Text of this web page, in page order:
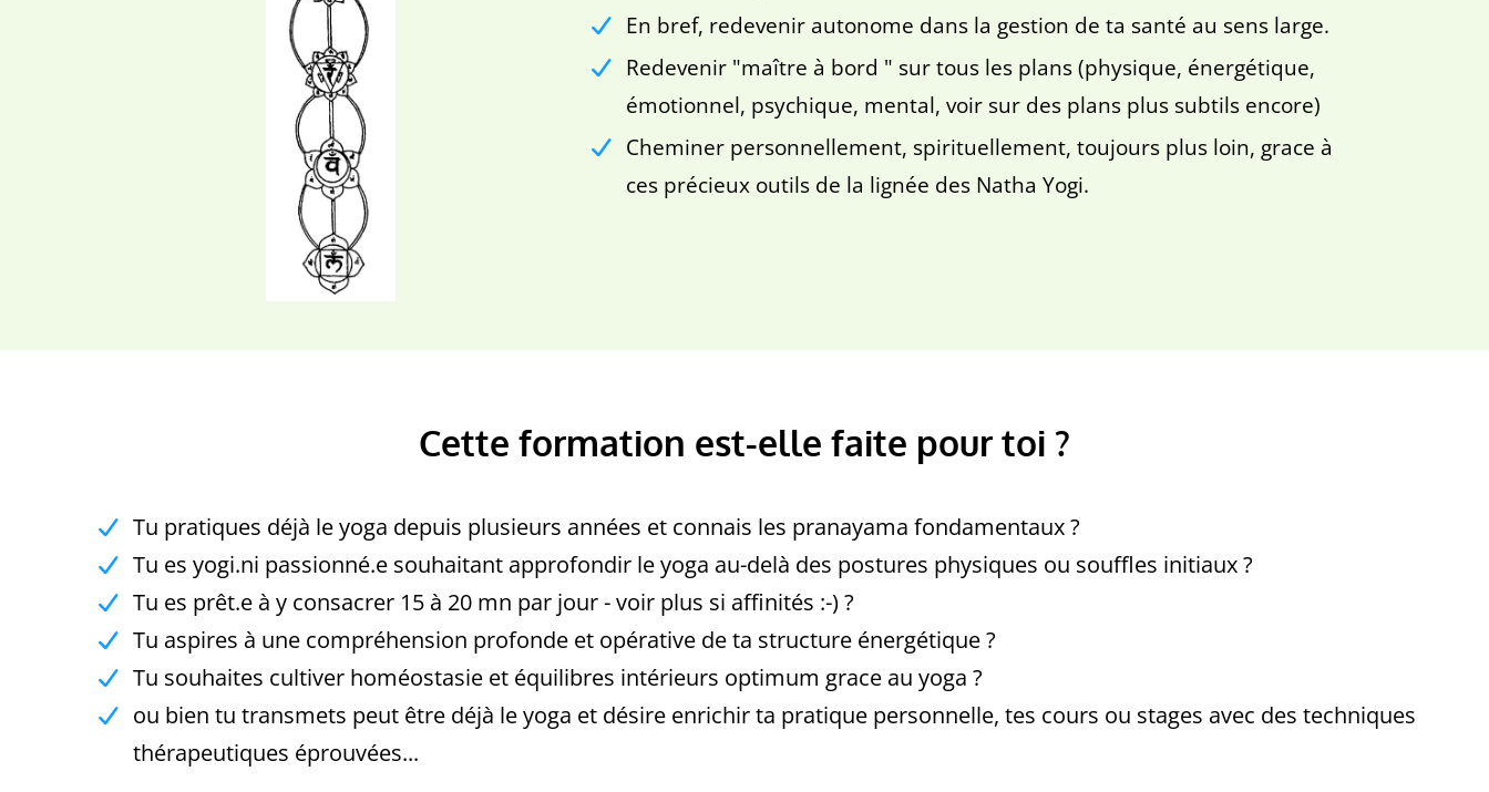
En bref, redevenir autonome dans la gestion de ta santé au sens large.
Redevenir "maître à bord " sur tous les plans (physique, énergétique,
émotionnel, psychique, mental, voir sur des plans plus subtils encore)
Cheminer personnellement, spirituellement, toujours plus loin, grace à
ces précieux outils de la lignée des Natha Yogi.
Cette formation est-elle faite pour toi ?
Tu pratiques déjà le yoga depuis plusieurs années et connais les pranayama fondamentaux ?
Tu es yogi.ni passionné.e souhaitant approfondir le yoga au-delà des postures physiques ou souffles initiaux ?
Tu es prêt.e à y consacrer 15 à 20 mn par jour - voir plus si affinités :-) ?
Tu aspires à une compréhension profonde et opérative de ta structure énergétique ?
Tu souhaites cultiver homéostasie et équilibres intérieurs optimum grace au yoga ?
ou bien tu transmets peut être déjà le yoga et désire enrichir ta pratique personnelle, tes cours ou stages avec des techniques
thérapeutiques éprouvées...